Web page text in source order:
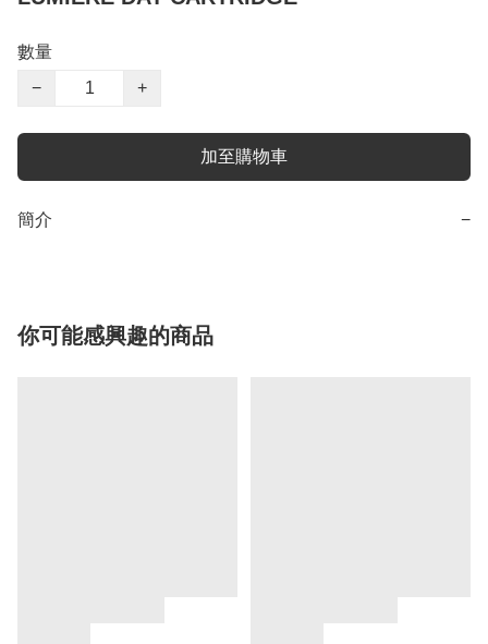
數量
−
+
加至購物車
簡介 −
你可能感興趣的商品